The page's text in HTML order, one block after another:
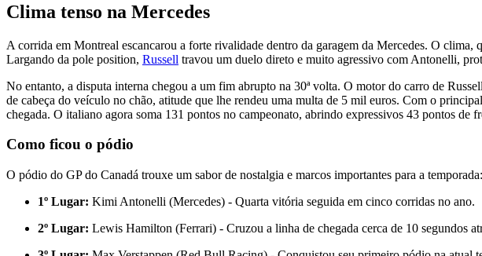
Clima tenso na Mercedes
A corrida em Montreal escancarou a forte rivalidade dentro da garagem da Mercedes. O
Largando da pole position, Russell travou um duelo direto e muito agressivo com Antonelli,
No entanto, a disputa interna chegou a um fim abrupto na 30ª volta. O motor do carro de
de cabeça do veículo no chão, atitude que lhe rendeu uma multa de 5 mil euros. Com o
chegada. O italiano agora soma 131 pontos no campeonato, abrindo expressivos 43 pontos de
Como ficou o pódio
O pódio do GP do Canadá trouxe um sabor de nostalgia e marcos importantes para a temporada:
1º Lugar: Kimi Antonelli (Mercedes) - Quarta vitória seguida em cinco corridas no ano.
2º Lugar: Lewis Hamilton (Ferrari) - Cruzou a linha de chegada cerca de 10 segundos